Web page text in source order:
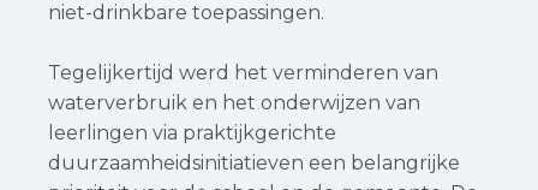
niet-drinkbare toepassingen.
Tegelijkertijd werd het verminderen van
waterverbruik en het onderwijzen van
leerlingen via praktijkgerichte
duurzaamheidsinitiatieven een belangrijke